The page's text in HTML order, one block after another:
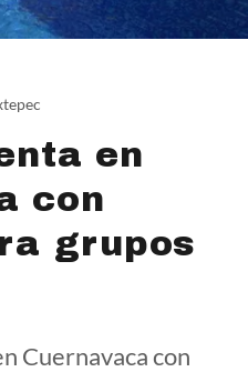
en
con
grupos
Cuernavaca con